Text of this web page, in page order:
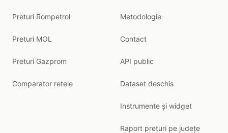
Preturi Rompetrol
Preturi MOL
Preturi Gazprom
Comparator retele
Metodologie
Contact
API public
Dataset deschis
Instrumente și widget
Raport prețuri pe județe